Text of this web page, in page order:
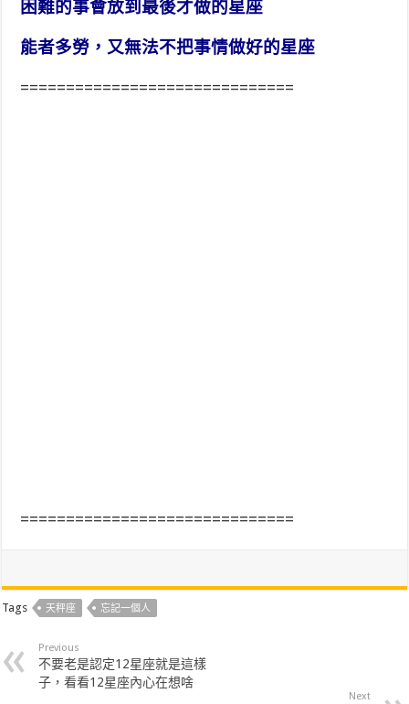
困難的事會放到最後才做的星座
能者多勞，又無法不把事情做好的星座
==============================
==============================
Tags 天秤座 忘記一個人
Previous
不要老是認定12星座就是這樣
子，看看12星座內心在想啥
Next